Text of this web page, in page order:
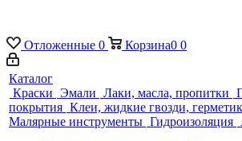
Отложенные 0 Корзина0 0
Каталог
Краски Эмали Лаки, масла, пропитки
покрытия Клеи, жидкие гвозди,
Малярные инструменты Гидроизоляция